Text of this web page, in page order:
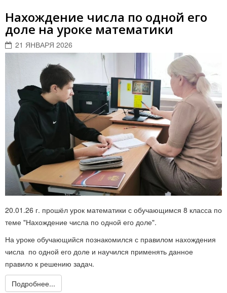
Нахождение числа по одной его
доле на уроке математики
21 ЯНВАРЯ 2026
20.01.26 г. прошёл урок математики с обучающимся 8 класса по
теме "Нахождение числа по одной его доле".
На уроке обучающийся познакомился с правилом нахождения
числа по одной его доле и научился применять данное
правило к решению задач.
Подробнее...